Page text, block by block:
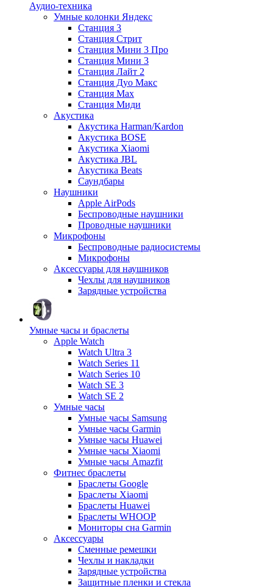
Аудио-техника
Умные колонки Яндекс
Станция 3
Станция Стрит
Станция Мини 3 Про
Станция Мини 3
Станция Лайт 2
Станция Дуо Макс
Станция Max
Станция Миди
Акустика
Акустика Harman/Kardon
Акустика BOSE
Акустика Xiaomi
Акустика JBL
Акустика Beats
Саундбары
Наушники
Apple AirPods
Беспроводные наушники
Проводные наушники
Микрофоны
Беспроводные радиосистемы
Микрофоны
Аксессуары для наушников
Чехлы для наушников
Зарядные устройства
Умные часы и браслеты
Apple Watch
Watch Ultra 3
Watch Series 11
Watch Series 10
Watch SE 3
Watch SE 2
Умные часы
Умные часы Samsung
Умные часы Garmin
Умные часы Huawei
Умные часы Xiaomi
Умные часы Amazfit
Фитнес браслеты
Браслеты Google
Браслеты Xiaomi
Браслеты Huawei
Браслеты WHOOP
Мониторы сна Garmin
Аксессуары
Сменные ремешки
Чехлы и накладки
Зарядные устройства
Защитные пленки и стекла